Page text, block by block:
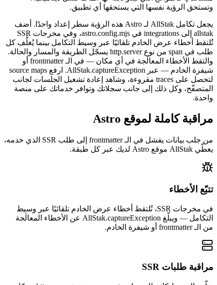
وتستحق الرؤية نفسها التي يستحقها أي تطبيق.
يجعل تكامل AllStak لـ Astro هذه الرؤية سطر إعداد واحدًا. أضف
allstak إلى integrations في astro.config.mjs، وفي مخرجات SSR
تُلتقط أخطاء عرض الخادم تلقائيًا عبر وسيط التكامل بينما يُغلَّف كل
طلب في span من نوع http.server يسجّل الطريقة والمسار والحالة.
والتقط الأخطاء المعالَجة في أي مكان — في الـ frontmatter أو
شيفرة الخادم — عبر AllStak.captureException. ارفع source maps
لتحصل على traces مقروءة، وشاهد إعادة تشغيل الجلسات لجانب
المتصفّح، وكل ذلك إلى جانب سجلاتك وتوافر خدماتك على منصة
واحدة.
مراقبة كاملة لموقع Astro
من جلب بيانات يفشل في الـ frontmatter إلى طلب SSR الذي خدمه،
يغطّي AllStak موقع Astro لديك عبر كل طبقة.
تتبّع الأخطاء
في مخرجات SSR، تُلتقط أخطاء عرض الخادم تلقائيًا عبر وسيط
التكامل — ويبلّغ AllStak.captureException عن الأخطاء المعالَجة
من الـ frontmatter أو شيفرة الخادم.
مراقبة طلبات SSR